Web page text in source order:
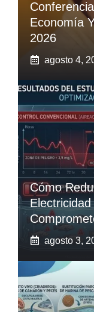
Economía
2026
agosto 4,
Cómo
agosto 3,